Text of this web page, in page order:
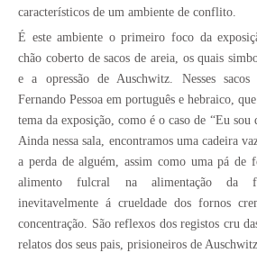
característicos de um ambiente de conflito.
É este ambiente o primeiro foco da
chão coberto de sacos de areia, os quais
e a opressão de Auschwitz. Nesses sacos
Fernando Pessoa em português e hebraico,
tema da exposição, como é o caso de “Eu sou
Ainda nessa sala, encontramos uma cadeira
a perda de alguém, assim como uma pá de
alimento fulcral na alimentação da
inevitavelmente á crueldade dos fornos
concentração. São reflexos dos registos cru
relatos dos seus pais, prisioneiros de